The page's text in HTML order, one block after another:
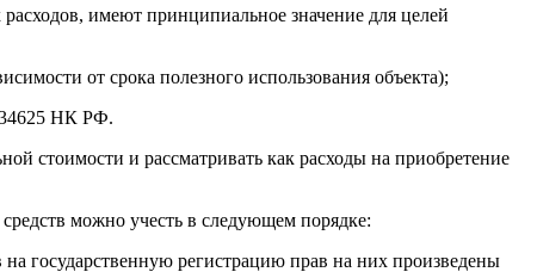
имеют принципиальное значение для целей
от срока полезного использования объекта);
34625 НК РФ.
стоимости и рассматривать как расходы на приобретение
можно учесть в следующем порядке:
государственную регистрацию прав на них произведены